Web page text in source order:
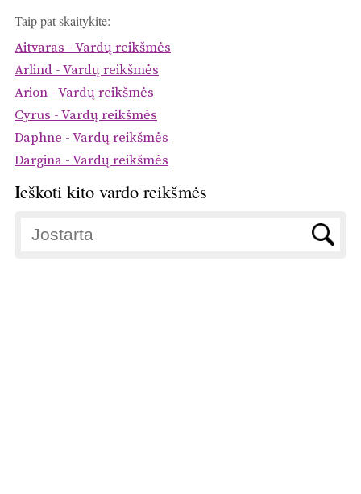
Taip pat skaitykite:
Aitvaras - Vardų reikšmės
Arlind - Vardų reikšmės
Arion - Vardų reikšmės
Cyrus - Vardų reikšmės
Daphne - Vardų reikšmės
Dargina - Vardų reikšmės
Ieškoti kito vardo reikšmės